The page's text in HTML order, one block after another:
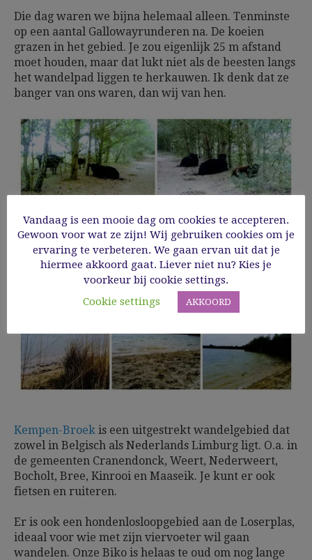
Die dag waren we bijna helemaal alleen. Tenminste
op een aantal Gallowayrunderen na. De koeien
grazen in het gebied. Je zou eigenlijk 25 m afstand
moet houden, maar dat lukt niet als de beesten langs
het wandelpad liggen te herkauwen. Ik denk dat ze
banger van ons waren, dan wij van hen.
Kempen-Broek is een uitgestrekt wandelgebied dat
zowel in Belgisch als Nederlands Limburg ligt. O.a. in
de gemeenten Cranendonck, Weert, Nederweert,
Bocholt, Bree, Kinrooi en Maaseik. Je kunt er ook
fietsen en ruiteren.
Er is ook een hondenlosloopgebied aan de Loserplas,
ideaal voor wie met zijn viervoeter wil gaan
wandelen. Onze Biko is helaas te oud om nog lange
Vandaag is een mooie dag om cookies te accepteren.
Gewoon voor wat ze zijn! Wij gebruiken cookies om je
ervaring te verbeteren. We gaan ervan uit dat je
hiermee akkoord gaat. Liever niet nu? Kies je
voorkeur bij cookie settings.
Cookie settings
AKKOORD